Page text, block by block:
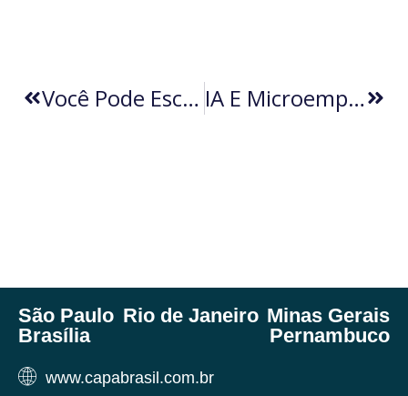
Você Pode Escolher Morar Na Cidade Ou No Campo, Mas Escolherá Morar Na Cidade (por Leon Myssior) IA E Microempreendedores: Ferramenta De Sobrevivência (por Daniel Branco)
São Paulo Rio de Janeiro Minas Gerais
Brasília
Pernambuco
www.capabrasil.com.br